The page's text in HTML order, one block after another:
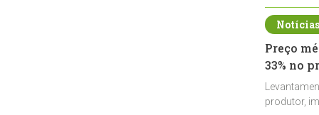
durante a
Preço
33% no
produtor,